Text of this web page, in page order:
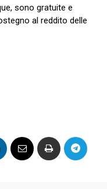
sono gratuite e
al reddito delle